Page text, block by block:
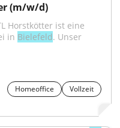
(m/w/d)
Horstkötter ist eine
in Bielefeld. Unser
Homeoffice
Vollzeit